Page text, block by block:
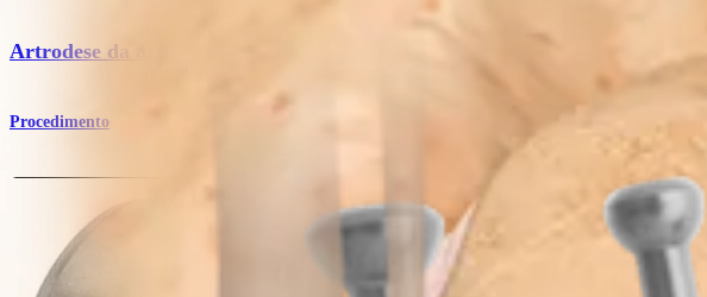
Artrodese da articulação metatarsofalângica
Procedimento